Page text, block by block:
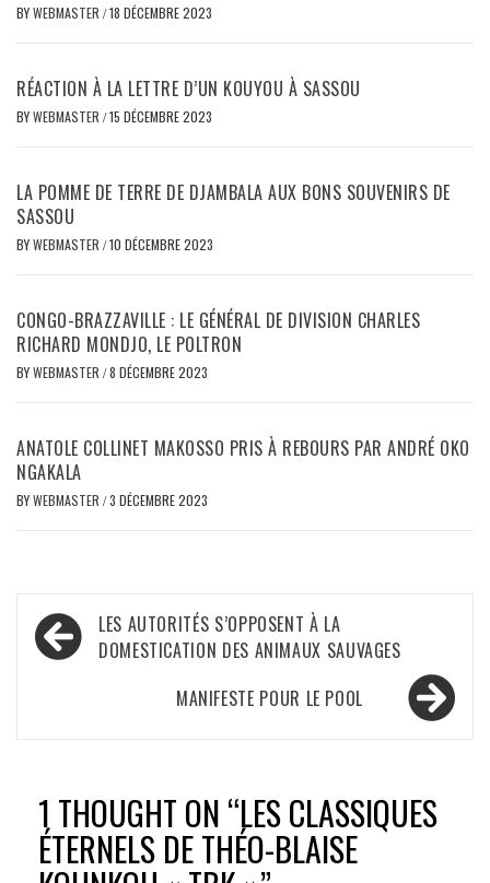
BYWEBMASTER /18 DÉCEMBRE 2023
RÉACTION À LA LETTRE D’UN KOUYOU À SASSOU
BYWEBMASTER /15 DÉCEMBRE 2023
LA POMME DE TERRE DE DJAMBALA AUX BONS SOUVENIRS DE
SASSOU
BYWEBMASTER /10 DÉCEMBRE 2023
CONGO-BRAZZAVILLE : LE GÉNÉRAL DE DIVISION CHARLES
RICHARD MONDJO, LE POLTRON
BYWEBMASTER /8 DÉCEMBRE 2023
ANATOLE COLLINET MAKOSSO PRIS À REBOURS PAR ANDRÉ OKO
NGAKALA
BYWEBMASTER /3 DÉCEMBRE 2023
Navigation
de
LES AUTORITÉS S’OPPOSENT À LA
DOMESTICATION DES ANIMAUX SAUVAGES
MANIFESTE POUR LE POOL
1 THOUGHT ON “LES CLASSIQUES
ÉTERNELS DE THÉO-BLAISE